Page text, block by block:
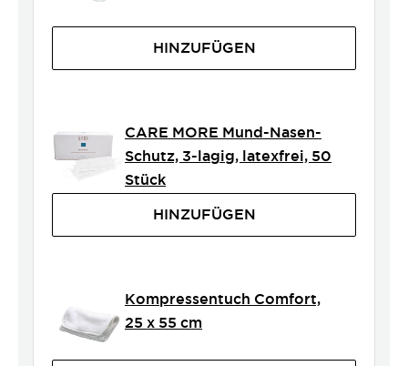
HINZUFÜGEN
CARE MORE Mund-Nasen-
Schutz, 3-lagig, latexfrei, 50
Stück
HINZUFÜGEN
Kompressentuch Comfort,
25 x 55 cm